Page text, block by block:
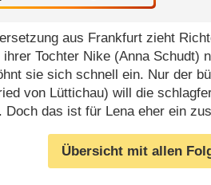
aus Frankfurt zieht
Tochter Nike (Anna Schudt)
sie sich schnell ein. Nur der
von Lüttichau) will die
Doch das ist für Lena eher ein
Übersicht mit allen